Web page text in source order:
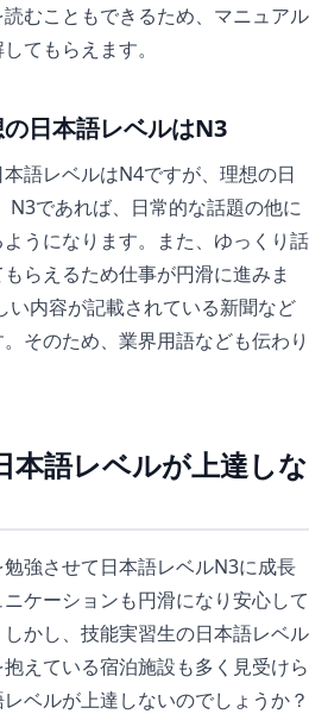
むこともできるため、マニュアル
てもらえます。
日本語レベルはN3
語レベルはN4ですが、理想の日
N3であれば、日常的な話題の他に
うになります。また、ゆっくり話
らえるため仕事が円滑に進みま
い内容が記載されている新聞など
そのため、業界用語なども伝わり
本語レベルが上達しな
強させて日本語レベルN3に成長
ケーションも円滑になり安心して
かし、技能実習生の日本語レベル
えている宿泊施設も多く見受けら
ベルが上達しないのでしょうか？